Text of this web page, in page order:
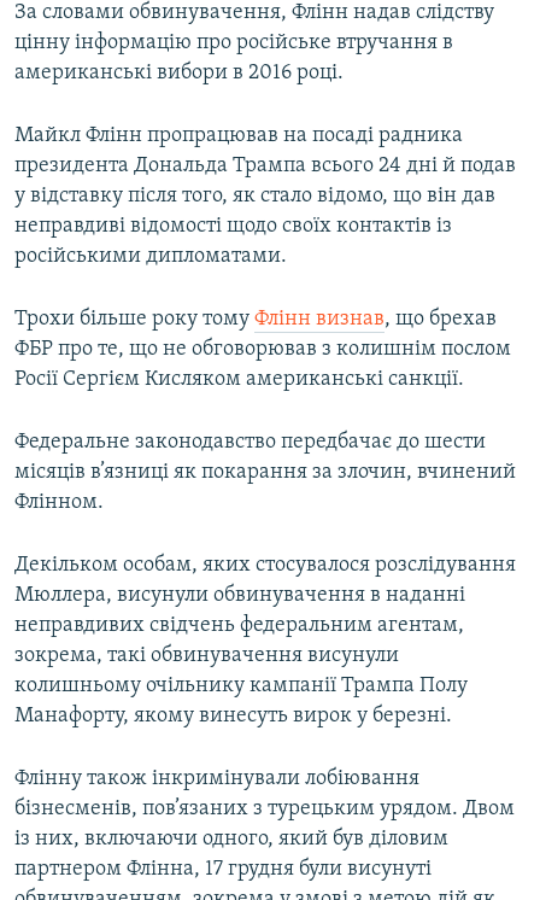
За словами обвинувачення, Флінн надав слідству
цінну інформацію про російське втручання в
американські вибори в 2016 році.
Майкл Флінн пропрацював на посаді радника
президента Дональда Трампа всього 24 дні й подав
у відставку після того, як стало відомо, що він дав
неправдиві відомості щодо своїх контактів із
російськими дипломатами.
Трохи більше року тому Флінн визнав, що брехав
ФБР про те, що не обговорював з колишнім послом
Росії Сергієм Кисляком американські санкції.
Федеральне законодавство передбачає до шести
місяців в’язниці як покарання за злочин, вчинений
Флінном.
Декільком особам, яких стосувалося розслідування
Мюллера, висунули обвинувачення в наданні
неправдивих свідчень федеральним агентам,
зокрема, такі обвинувачення висунули
колишньому очільнику кампанії Трампа Полу
Манафорту, якому винесуть вирок у березні.
Флінну також інкримінували лобіювання
бізнесменів, пов’язаних з турецьким урядом. Двом
із них, включаючи одного, який був діловим
партнером Флінна, 17 грудня були висунуті